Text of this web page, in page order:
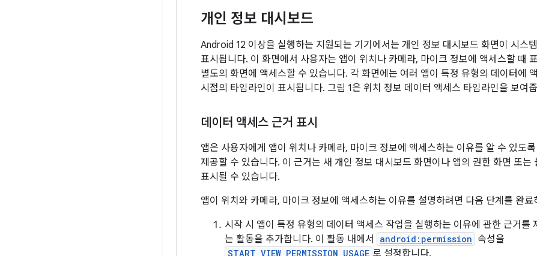
개인 정보 대시보드
Android 12 이상을 실행하는 지원되는 기기에서는 개인 정보 대시보드 화면이 시스
표시됩니다. 이 화면에서 사용자는 앱이 위치나 카메라, 마이크 정보에 액세스할 때
별도의 화면에 액세스할 수 있습니다. 각 화면에는 여러 앱이 특정 유형의 데이터에
시점의 타임라인이 표시됩니다. 그림 1은 위치 정보 데이터 액세스 타임라인을 보여
데이터 액세스 근거 표시
앱은 사용자에게 앱이 위치나 카메라, 마이크 정보에 액세스하는 이유를 알 수 있도
제공할 수 있습니다. 이 근거는 새 개인 정보 대시보드 화면이나 앱의 권한 화면 또는
표시될 수 있습니다.
앱이 위치와 카메라, 마이크 정보에 액세스하는 이유를 설명하려면 다음 단계를 완료
시작 시 앱이 특정 유형의 데이터 액세스 작업을 실행하는 이유에 관한 근거를
는 활동을 추가합니다. 이 활동 내에서
android:permission 속성을
START_VIEW_PERMISSION_USAGE 로 설정합니다.